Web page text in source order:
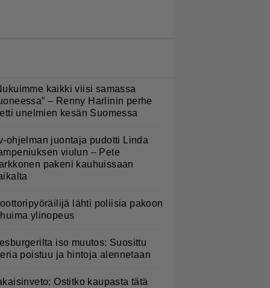
kaikki viisi samassa
– Renny Harlinin perhe
unelmien kesän Suomessa
ohjelman juontaja pudotti Linda
viulun – Pete
pakeni kauhuissaan
lähti poliisia pakoon
ylinopeus
iso muutos: Suosittu
poistuu ja hintoja alennetaan
Ostitko kaupasta tätä